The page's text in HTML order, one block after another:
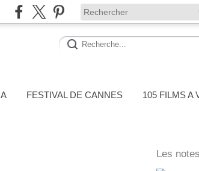
FESTIVAL DE CANNES
105 FILMS A
Les